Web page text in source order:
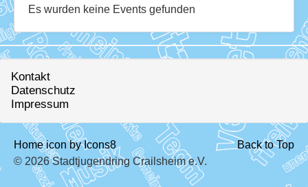
Ratskeller
Es wurden keine Events gefunden
Kontakt
Datenschutz
Impressum
Home icon by Icons8
Back to Top
© 2026 Stadtjugendring Crailsheim e.V.